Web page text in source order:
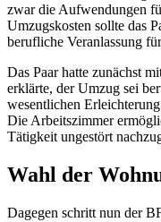
zwar die Aufwendungen
Umzugskosten sollte das
berufliche Veranlassung
Das Paar hatte zunächst
erklärte, der Umzug sei
wesentlichen
Die Arbeitszimmer
Tätigkeit ungestört
Wahl der
Dagegen schritt nun der